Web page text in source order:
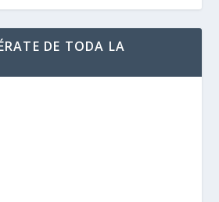
DE TODA LA